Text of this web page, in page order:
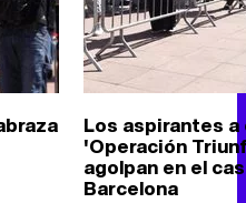
Los aspirantes
'Operación
agolpan en el
Barcelona